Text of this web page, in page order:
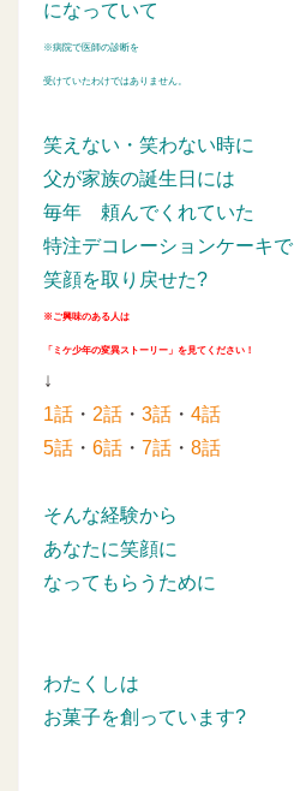
になっていて
※病院で医師の診断を
受けていたわけではありません。
笑えない・笑わない時に
父が家族の誕生日には
毎年 頼んでくれていた
特注デコレーションケーキで
笑顔を取り戻せた?
※ご興味のある人は
「ミケ少年の変異ストーリー」を見てください！
↓
1話 ・ 2話 ・ 3話 ・ 4話
5話 ・ 6話 ・ 7話 ・ 8話
そんな経験から
あなたに笑顔に
なってもらうために
わたくしは
お菓子を創っています?